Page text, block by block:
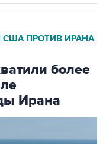
США ПРОТИВ ИРАНА
более
Ирана